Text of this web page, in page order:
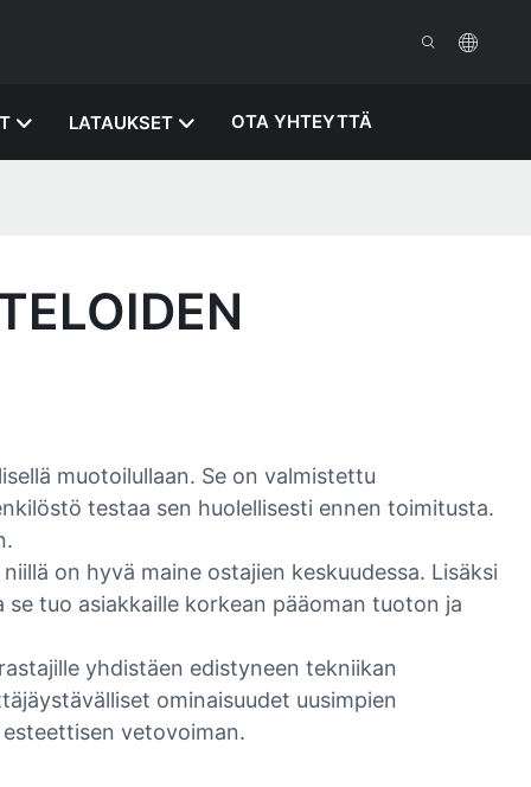
LATAUKSET OTA YHTEYTTÄ
muotoilullaan. Se on valmistettu
testaa sen huolellisesti ennen toimitusta.
on hyvä maine ostajien keskuudessa. Lisäksi
tuo asiakkaille korkean pääoman tuoton ja
yhdistäen edistyneen tekniikan
ominaisuudet uusimpien
vetovoiman.